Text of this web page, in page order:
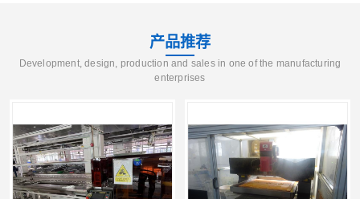
产品推荐
Development, design, production and sales in one of the manufacturing
enterprises